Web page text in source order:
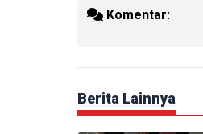
Komentar:
Berita Lainnya